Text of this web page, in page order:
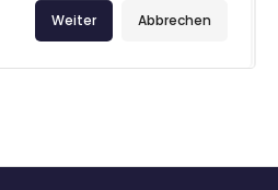
Abbrechen
Weiter